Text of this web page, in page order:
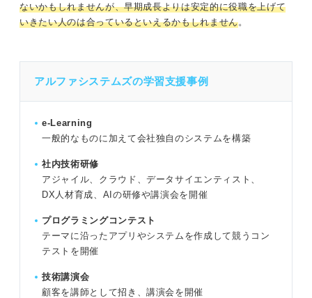
ないかもしれませんが、早期成長よりは安定的に役職を上げて
いきたい人のは合っているといえるかもしれません。
アルファシステムズの学習支援事例
e-Learning
一般的なものに加えて会社独自のシステムを構築
社内技術研修
アジャイル、クラウド、データサイエンティスト、
DX人材育成、AIの研修や講演会を開催
プログラミングコンテスト
テーマに沿ったアプリやシステムを作成して競うコン
テストを開催
技術講演会
顧客を講師として招き、講演会を開催